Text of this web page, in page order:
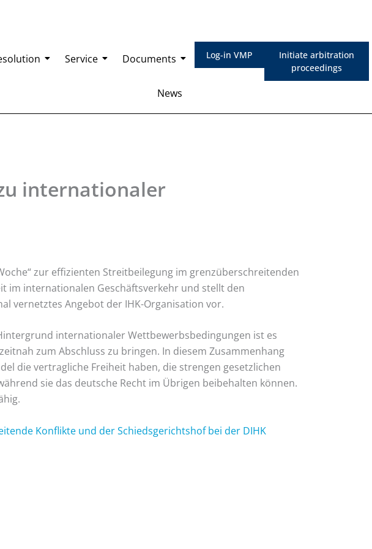
Service Documents
News
Log-in VMP
Initiate arbitration
proceedings
internationaler
zur effizienten Streitbeilegung im grenzüberschreitenden
im internationalen Geschäftsverkehr und stellt den
vernetztes Angebot der IHK-Organisation vor.
internationaler Wettbewerbsbedingungen ist es
zum Abschluss zu bringen. In diesem Zusammenhang
die vertragliche Freiheit haben, die strengen gesetzlichen
sie das deutsche Recht im Übrigen beibehalten können.
Konflikte und der Schiedsgerichtshof bei der DIHK